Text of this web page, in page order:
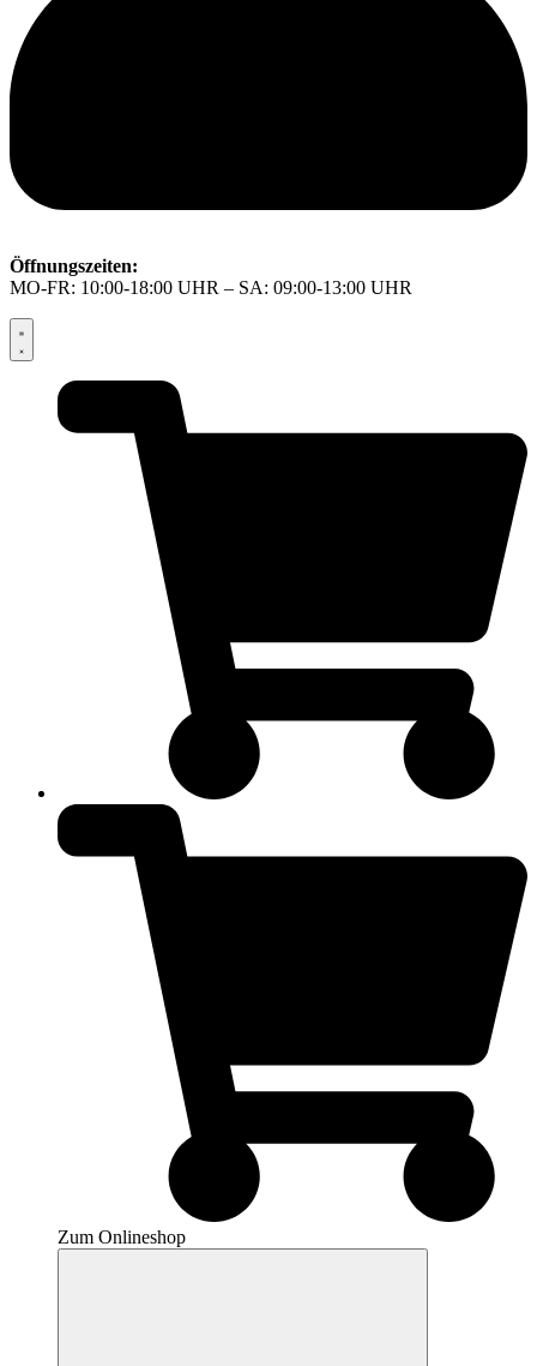
Öffnungszeiten:
MO-FR: 10:00-18:00 UHR – SA: 09:00-13:00 UHR
Zum Onlineshop